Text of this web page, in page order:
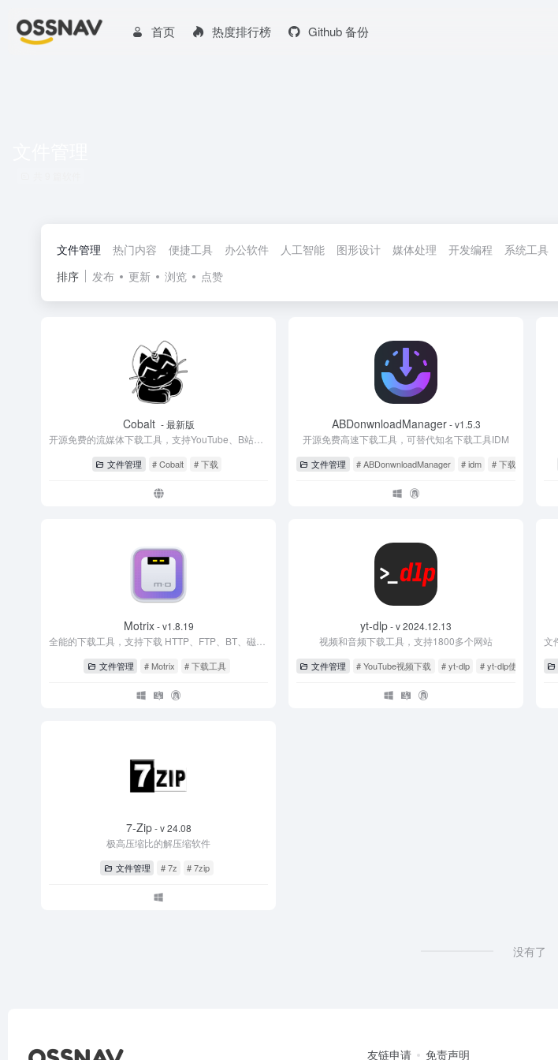
首页 热度排行榜 Github 备份
文件管理 热门内容 便捷工具 办公软件 人工智能 图形设计 媒体处理 开发编程 系统工具
排序
发布 更新 浏览 点赞
Cobalt - 最新版
文件管理 # Cobalt # 下载
ABDonwnloadManager- v1.5.3
开源免费高速下载工具，可替代知名下载工具IDM
文件管理 # ABDonwnloadManager # idm # 下载
Motrix- v1.8.19
文件管理 # Motrix # 下载工具
yt-dlp- v 2024.12.13
视频和音频下载工具，支持1800多个网站
文件管理 # YouTube视频下载 # yt-dlp # yt-dlp使用教程
7-Zip- v 24.08
极高压缩比的解压缩软件
文件管理 # 7z # 7zip
没有了
友链申请 免责声明